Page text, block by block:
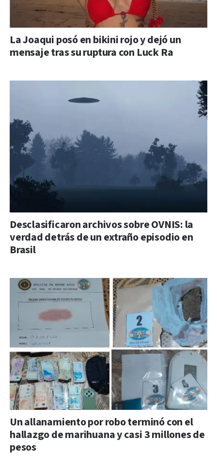
La Joaqui posó en bikini rojo y dejó un
mensaje tras su ruptura con Luck Ra
Desclasificaron archivos sobre OVNIS: la
verdad detrás de un extraño episodio en
Brasil
Un allanamiento por robo terminó con el
hallazgo de marihuana y casi 3 millones de
pesos